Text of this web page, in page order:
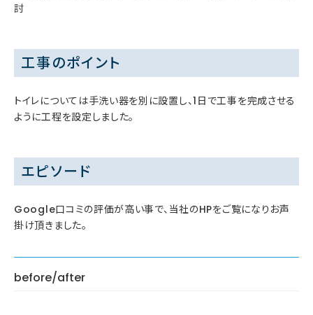
討
工事のポイント
トイレについては手洗い器を別に設置し、1日で工事を完成させる
ように工程を設定しました。
エピソード
Google口コミの評価が高い事で、当社のHPをご覧になりお声
掛け頂きました。
before/after